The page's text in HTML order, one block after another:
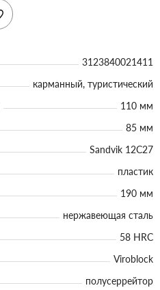
3123840021411
карманный, туристический
110 мм
85 мм
Sandvik 12C27
пластик
190 мм
нержавеющая сталь
58 HRC
Viroblock
полусеррейтор